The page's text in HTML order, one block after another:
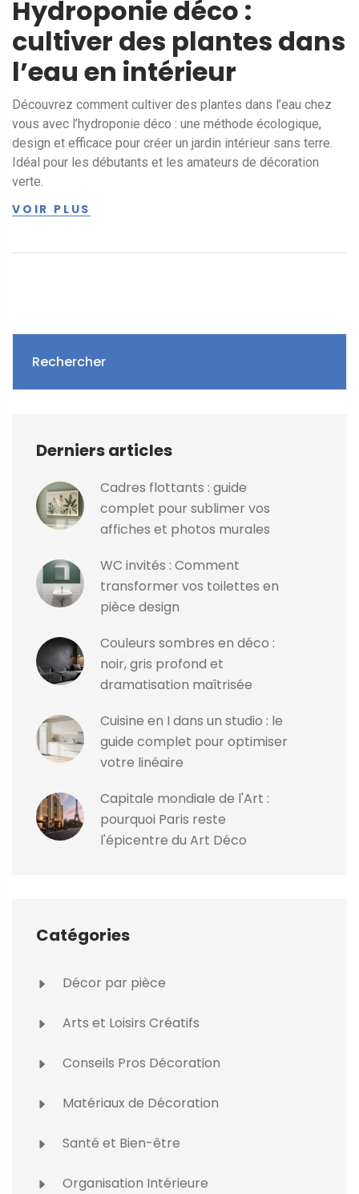
Hydroponie déco :
cultiver des plantes dans
l’eau en intérieur
Découvrez comment cultiver des plantes dans l’eau chez
vous avec l’hydroponie déco : une méthode écologique,
design et efficace pour créer un jardin intérieur sans terre.
Idéal pour les débutants et les amateurs de décoration
verte.
VOIR PLUS
Rechercher
Derniers articles
Cadres flottants : guide
complet pour sublimer vos
affiches et photos murales
WC invités : Comment
transformer vos toilettes en
pièce design
Couleurs sombres en déco :
noir, gris profond et
dramatisation maîtrisée
Cuisine en I dans un studio : le
guide complet pour optimiser
votre linéaire
Capitale mondiale de l'Art :
pourquoi Paris reste
l'épicentre du Art Déco
Catégories
Décor par pièce
Arts et Loisirs Créatifs
Conseils Pros Décoration
Matériaux de Décoration
Santé et Bien-être
Organisation Intérieure